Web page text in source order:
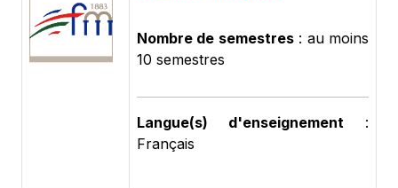
Nombre de semestres: au moins
10 semestres
Langue(s) d'enseignement :
Français